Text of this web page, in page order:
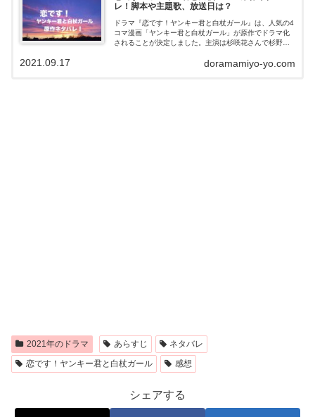
レ！脚本や主題歌、放送日は？
ドラマ『恋です！ヤンキー君と白杖ガール』は、人気の4
コマ漫画「ヤンキー君と白杖ガール」が原作でドラマ化
されることが決定しました。主演は杉咲花さんで杉野遥
レ、ドラマの脚本や主題歌、放送日程など...
doramamiyo-yo.com
2021.09.17
2021年のドラマ あらすじ
ネタバレ
恋です！ヤンキー君と白杖ガール
感想
シェアする